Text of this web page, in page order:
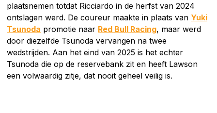
plaatsnemen totdat Ricciardo in de herfst van 2024
ontslagen werd. De coureur maakte in plaats van Yuki
Tsunoda promotie naar Red Bull Racing, maar werd
door diezelfde Tsunoda vervangen na twee
wedstrijden. Aan het eind van 2025 is het echter
Tsunoda die op de reservebank zit en heeft Lawson
een volwaardig zitje, dat nooit geheel veilig is.